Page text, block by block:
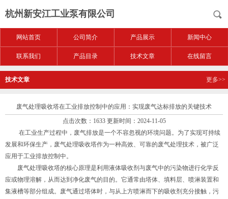
杭州新安江工业泵有限公司
网站首页 公司简介 产品展示 新闻中心
联系我们 产品目录 技术文章 在线留言
技术文章 更多>>
废气处理吸收塔在工业排放控制中的应用：实现废气达标排放的关键技术
点击次数：1633 更新时间：2024-11-05
在工业生产过程中，废气排放是一个不容忽视的环境问题。为了实现可持续
发展和环保生产，废气处理吸收塔作为一种高效、可靠的废气处理技术，被广泛
应用于工业排放控制中。
废气处理吸收塔的核心原理是利用液体吸收剂与废气中的污染物进行化学反
应或物理溶解，从而达到净化废气的目的。它通常由塔体、填料层、喷淋装置和
集液槽等部分组成。废气通过塔体时，与从上方喷淋而下的吸收剂充分接触，污